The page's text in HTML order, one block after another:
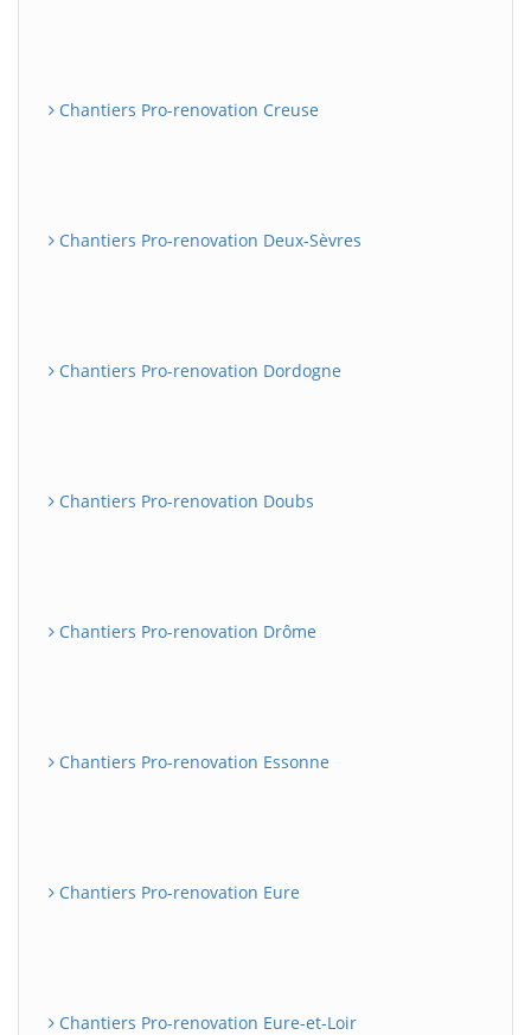
Chantiers Pro-renovation Creuse
Chantiers Pro-renovation Deux-Sèvres
Chantiers Pro-renovation Dordogne
Chantiers Pro-renovation Doubs
Chantiers Pro-renovation Drôme
Chantiers Pro-renovation Essonne
Chantiers Pro-renovation Eure
Chantiers Pro-renovation Eure-et-Loir